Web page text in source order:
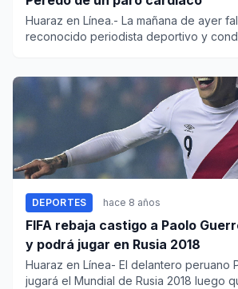
Huaraz en Línea.- La mañana de ayer
reconocido periodista deportivo y
DEPORTES hace 8 años
FIFA rebaja castigo a Paolo
y podrá jugar en Rusia 2018
Huaraz en Línea- El delantero peruano
jugará el Mundial de Rusia 2018 luego